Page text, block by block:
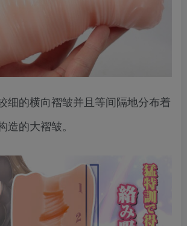
细的横向褶皱并且等间隔地分布着
造的大褶皱。